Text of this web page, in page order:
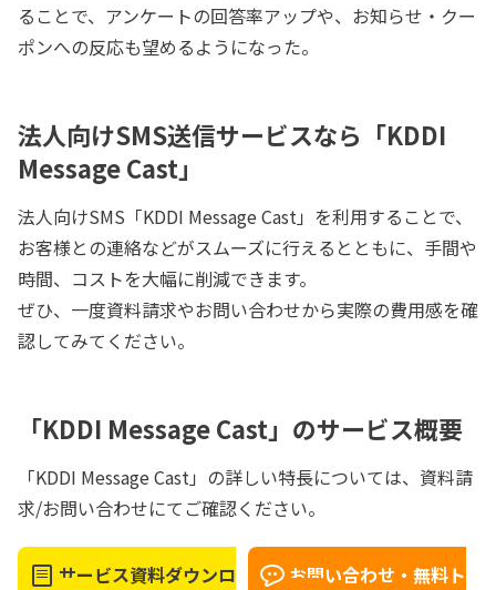
ることで、アンケートの回答率アップや、お知らせ・クー
ポンへの反応も望めるようになった。
法人向けSMS送信サービスなら「KDDI
Message Cast」
法人向けSMS「KDDI Message Cast」を利用することで、
お客様との連絡などがスムーズに行えるとともに、手間や
時間、コストを大幅に削減できます。
ぜひ、一度資料請求やお問い合わせから実際の費用感を確
認してみてください。
「KDDI Message Cast」のサービス概要
「KDDI Message Cast」の詳しい特長については、資料請
求/お問い合わせにてご確認ください。
サービス資料ダウンロ
お問い合わせ・無料ト